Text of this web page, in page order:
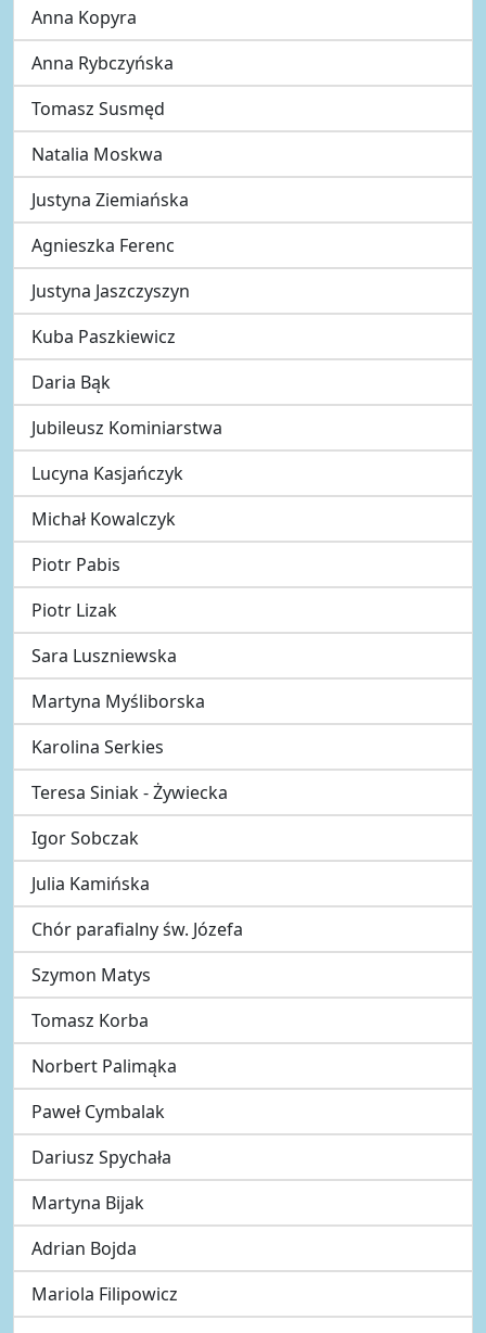
Anna Kopyra
Anna Rybczyńska
Tomasz Susmęd
Natalia Moskwa
Justyna Ziemiańska
Agnieszka Ferenc
Justyna Jaszczyszyn
Kuba Paszkiewicz
Daria Bąk
Jubileusz Kominiarstwa
Lucyna Kasjańczyk
Michał Kowalczyk
Piotr Pabis
Piotr Lizak
Sara Luszniewska
Martyna Myśliborska
Karolina Serkies
Teresa Siniak - Żywiecka
Igor Sobczak
Julia Kamińska
Chór parafialny św. Józefa
Szymon Matys
Tomasz Korba
Norbert Palimąka
Paweł Cymbalak
Dariusz Spychała
Martyna Bijak
Adrian Bojda
Mariola Filipowicz